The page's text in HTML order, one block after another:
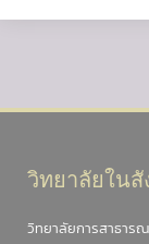
วิทยาลัยในสั
วิทยาลัยการสาธาร